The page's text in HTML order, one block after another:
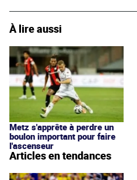
À lire aussi
Metz s'apprête à perdre un
boulon important pour faire
l'ascenseur
Articles en tendances